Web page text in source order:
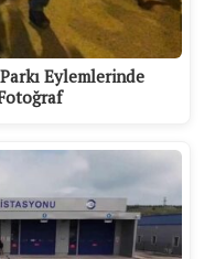
Eylemlerinde